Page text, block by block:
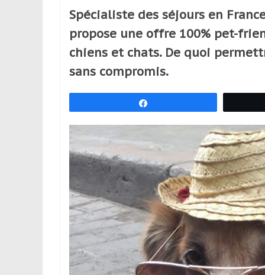
ou
réguliers,
pratiquants,
passionnés
simples
spectateurs
qui
se
déplacent
France
l’étranger
pour
assouvir
Spécialiste des séjours en
propose une offre 100% pet-
chiens et chats. De quoi
sans compromis.